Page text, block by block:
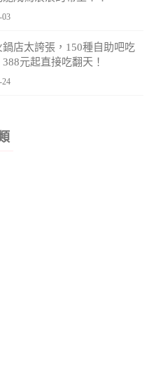
03
鍋店太誇張，150種自助吧吃
元起直接吃翻天！
24